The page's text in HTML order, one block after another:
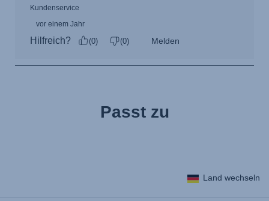
Passt zu
Land wechseln